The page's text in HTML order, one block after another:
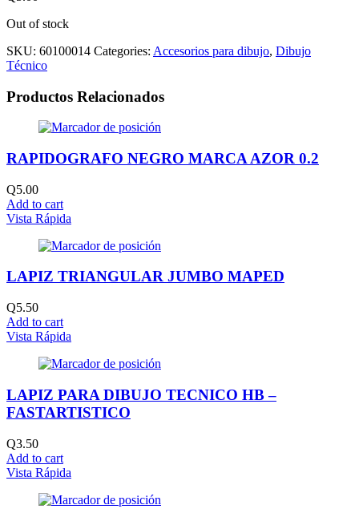
Out of stock
SKU: 60100014 Categories: Accesorios para dibujo, Dibujo
Técnico
Productos Relacionados
RAPIDOGRAFO NEGRO MARCA AZOR 0.2
Q5.00
Add to cart
Vista Rápida
LAPIZ TRIANGULAR JUMBO MAPED
Q5.50
Add to cart
Vista Rápida
LAPIZ PARA DIBUJO TECNICO HB –
FASTARTISTICO
Q3.50
Add to cart
Vista Rápida